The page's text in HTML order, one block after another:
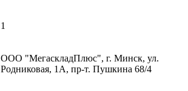
1
ООО "МегаскладПлюс", г. Минск, ул.
Родниковая, 1А, пр-т. Пушкина 68/4